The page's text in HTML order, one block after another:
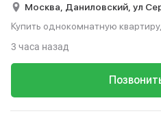
Москва, Даниловский, ул
Купить однокомнатную
3 часа назад